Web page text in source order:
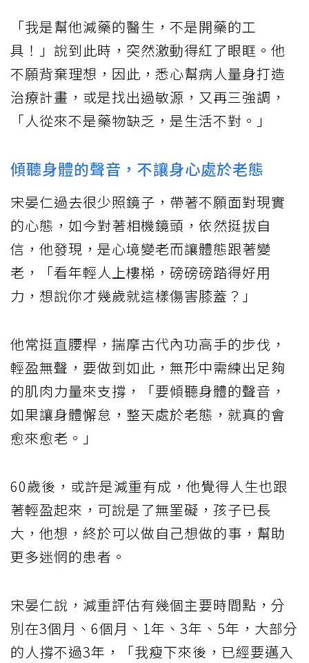
「我是幫他減藥的醫生，不是開藥的工
具！」說到此時，突然激動得紅了眼眶。他
不願背棄理想，因此，悉心幫病人量身打造
治療計畫，或是找出過敏源，又再三強調，
「人從來不是藥物缺乏，是生活不對。」
傾聽身體的聲音，不讓身心處於老態
宋晏仁過去很少照鏡子，帶著不願面對現實
的心態，如今對著相機鏡頭，依然挺拔自
信，他發現，是心境變老而讓體態跟著變
老，「看年輕人上樓梯，磅磅磅踏得好用
力，想說你才幾歲就這樣傷害膝蓋？」
他常挺直腰桿，揣摩古代內功高手的步伐，
輕盈無聲，要做到如此，無形中需練出足夠
的肌肉力量來支撐，「要傾聽身體的聲音，
如果讓身體懈怠，整天處於老態，就真的會
愈來愈老。」
60歲後，或許是減重有成，他覺得人生也跟
著輕盈起來，可說是了無罣礙，孩子已長
大，他想，終於可以做自己想做的事，幫助
更多迷惘的患者。
宋晏仁說，減重評估有幾個主要時間點，分
別在3個月、6個月、1年、3年、5年，大部分
的人撐不過3年，「我瘦下來後，已經要邁入